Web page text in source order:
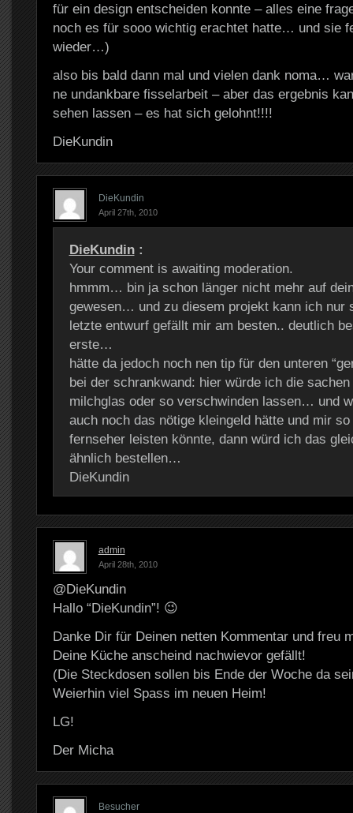
für ein design entscheiden konnte – alles eine
noch es für sooo wichtig erachtet hatte… und sie
wieder…)
also bis bald dann mal und vielen dank noma…
ne undankbare fisselarbeit – aber das ergebnis
sehen lassen – es hat sich gelohnt!!!!
DieKundin
DieKundin
April 27th, 2010
DieKundin:
Your comment is awaiting moderation.
hmmm… bin ja schon länger nicht mehr auf
gewesen… und zu diesem projekt kann ich nur
letzte entwurf gefällt mir am besten.. deutlich
erste…
hätte da jedoch noch nen tip für den unteren
bei der schrankwand: hier würde ich die sachen
milchglas oder so verschwinden lassen… und
auch noch das nötige kleingeld hätte und mir so
fernseher leisten könnte, dann würd ich das
ähnlich bestellen…
DieKundin
admin
April 28th, 2010
@DieKundin
Hallo “DieKundin”! 😉
Danke Dir für Deinen netten Kommentar und freu
Deine Küche anscheind nachwievor gefällt!
(Die Steckdosen sollen bis Ende der Woche da
Weierhin viel Spass im neuen Heim!
LG!
Der Micha
Besucher